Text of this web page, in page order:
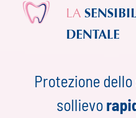
LA
DENTALE
Protezione
sollievo